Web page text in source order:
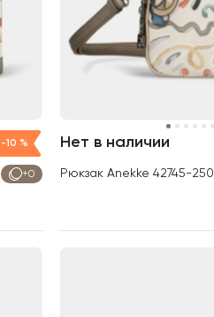
-10 %
+0
Нет в наличии
Рюкзак Anekke 42745-250